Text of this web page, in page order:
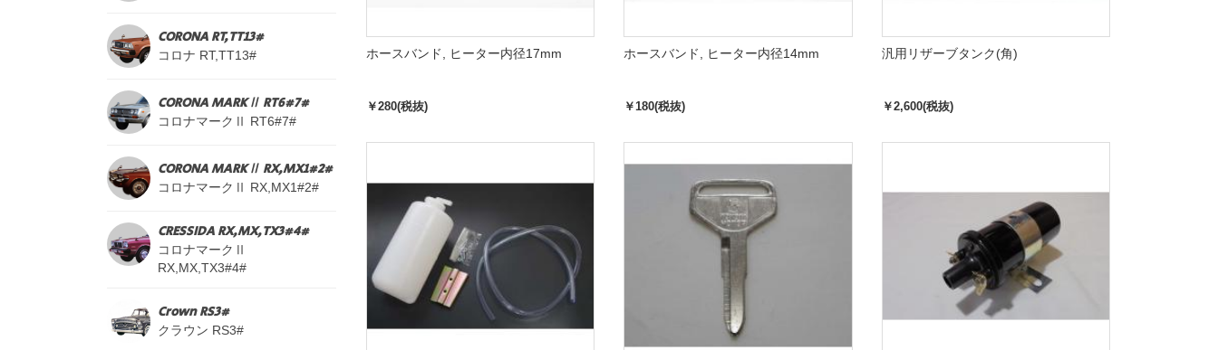
CORONA RT,TT13#
コロナ RT,TT13#
CORONA MARKⅡ RT6#7#
コロナマークⅡ RT6#7#
CORONA MARKⅡ RX,MX1#2#
コロナマークⅡ RX,MX1#2#
CRESSIDA RX,MX,TX3#4#
コロナマークⅡ
RX,MX,TX3#4#
Crown RS3#
クラウン RS3#
ホースバンド, ヒーター内径17mm
￥280(税抜)
ホースバンド, ヒーター内径14mm
￥180(税抜)
汎用リザーブタンク(角)
￥2,600(税抜)